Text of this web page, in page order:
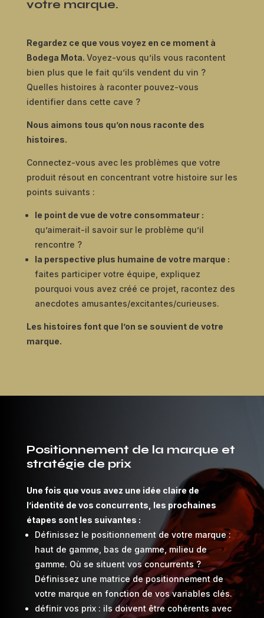
votre marque.
Regardez ce que vous voyez en ce moment à
Bodega Mota. Voyez-vous qu’ils vous racontent
bien plus que le fait qu’ils vendent du vin ?
Quelles histoires à raconter pouvez-vous
identifier dans cette cave ?
Nous aimons tous qu’on nous raconte des
histoires.
Connectez-vous avec les problèmes que votre
produit résout en concentrant votre histoire sur les
points suivants :
le point de vue de votre consommateur :
qu’aimerait-il savoir sur le problème qu’il
rencontre ?
la perspective plus humaine de votre marque :
faites participer votre équipe, expliquez
pourquoi vous avez créé ce projet, racontez des
anecdotes amusantes/excitantes/curieuses.
Les histoires font que l’on se souvient de votre
marque.
Positionnement de la marque et
stratégie de prix
Une fois que vous avez une idée claire de
l’identité de vos concurrents, les prochaines
étapes sont les suivantes :
Définissez le positionnement de votre marque :
haut de gamme, bas de gamme, milieu de
gamme. Où se situent vos concurrents ?
Définissez une matrice de positionnement de
votre marque en fonction de vos variables clés.
définir vos prix : ils doivent être cohérents avec